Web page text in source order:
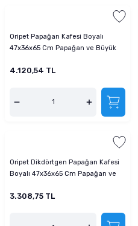
Oripet Papağan Kafesi Boyalı
47x36x65 Cm Papağan ve Büyük
4.120,54 TL
Oripet Dikdörtgen Papağan Kafesi
Boyalı 47x36x65 Cm Papağan ve
3.308,75 TL